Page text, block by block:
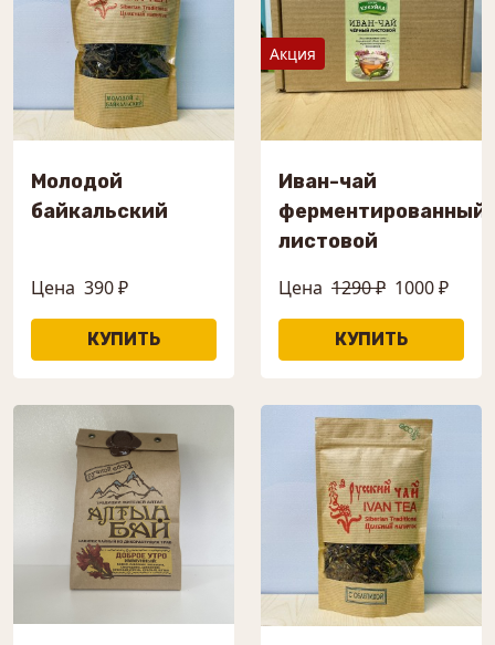
Молодой
байкальский
Цена 390 ₽
Акция
Иван-чай
ферментированный
листовой
Цена 1290 ₽ 1000 ₽